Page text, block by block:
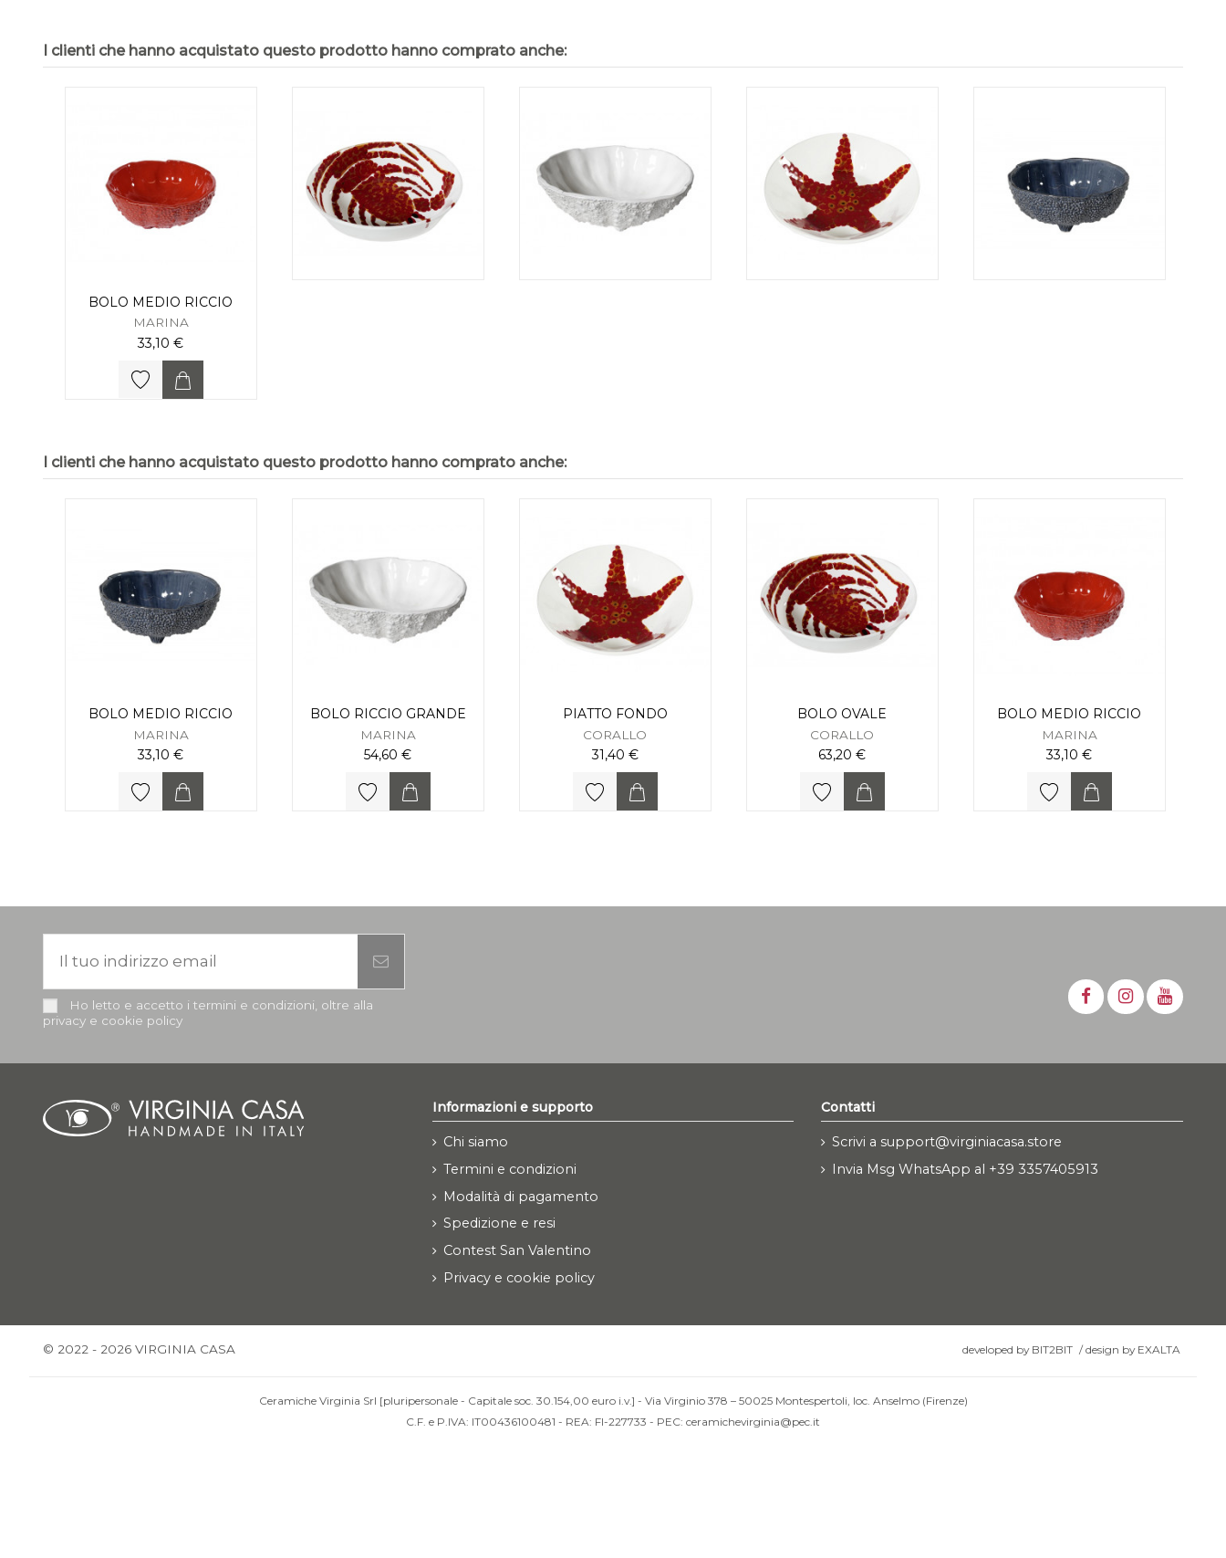
I clienti che hanno acquistato questo prodotto hanno comprato anche:
BOLO MEDIO RICCIO
MARINA
33,10 €
I clienti che hanno acquistato questo prodotto hanno comprato anche:
BOLO MEDIO RICCIO
MARINA
33,10 €
BOLO RICCIO GRANDE
MARINA
54,60 €
PIATTO FONDO
CORALLO
31,40 €
BOLO OVALE
CORALLO
63,20 €
BOLO MEDIO RICCIO
MARINA
33,10 €
Ho letto e accetto i termini e condizioni, oltre alla
privacy e cookie policy
Informazioni e supporto
Chi siamo
Termini e condizioni
Modalità di pagamento
Spedizione e resi
Contest San Valentino
Privacy e cookie policy
Contatti
Scrivi a support@virginiacasa.store
Invia Msg WhatsApp al +39 3357405913
© 2022 - 2026 VIRGINIA CASA developed by BIT2BIT /design by EXALTA
Ceramiche Virginia Srl [pluripersonale - Capitale soc. 30.154,00 euro i.v.] - Via Virginio 378 – 50025 Montespertoli, loc. Anselmo (Firenze)
C.F. e P.IVA: IT00436100481 - REA: FI-227733 - PEC: ceramichevirginia@pec.it